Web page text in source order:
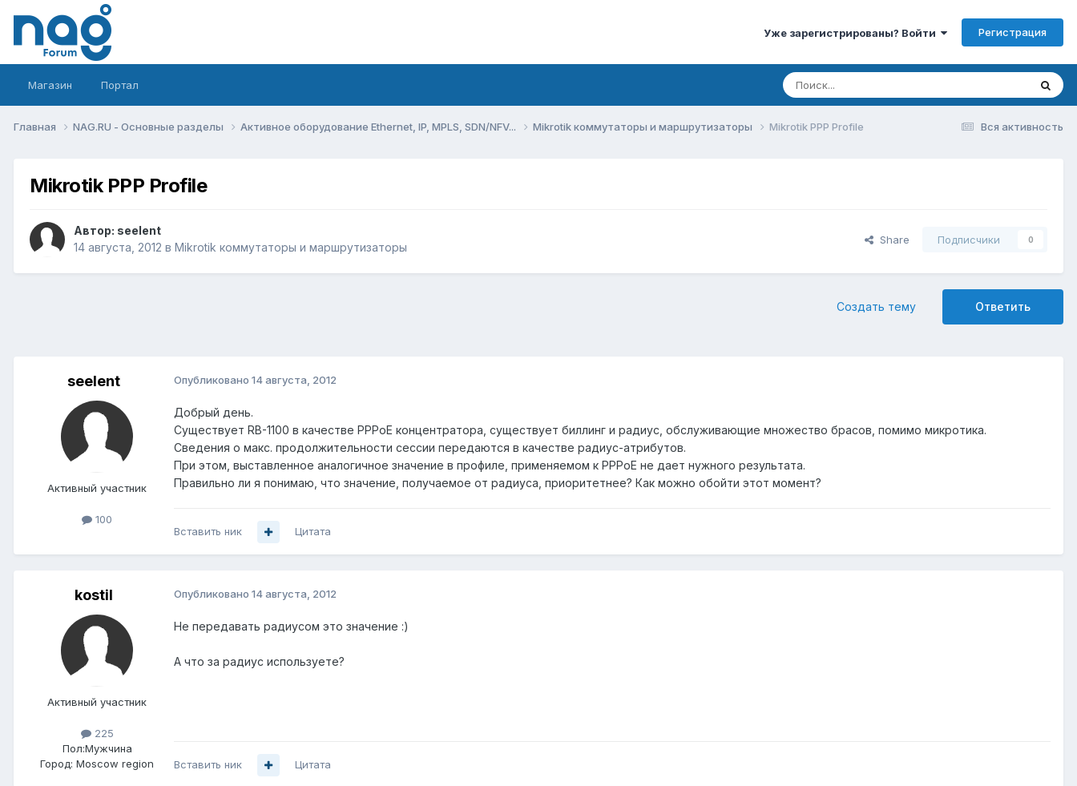
Уже зарегистрированы? Войти Регистрация
Магазин Портал
Вся активность
Главная NAG.RU - Основные разделы Активное оборудование Ethernet, IP, MPLS, SDN/NFV... Mikrotik коммутаторы и маршрутизаторы Mikrotik PPP Profile
Mikrotik PPP Profile
Автор: seelent
14 августа, 2012 в Mikrotik коммутаторы и маршрутизаторы
Share Подписчики 0
Ответить
Создать тему
seelent
Активный участник
100
Опубликовано 14 августа, 2012
Добрый день.
Существует RB-1100 в качестве PPPoE концентратора, существует биллинг и радиус, обслуживающие множество брасов, помимо микротика.
Сведения о макс. продолжительности сессии передаются в качестве радиус-атрибутов.
При этом, выставленное аналогичное значение в профиле, применяемом к PPPoE не дает нужного результата.
Правильно ли я понимаю, что значение, получаемое от радиуса, приоритетнее? Как можно обойти этот момент?
Вставить ник Цитата
kostil
Активный участник
225
Пол:Мужчина
Город: Moscow region
Опубликовано 14 августа, 2012
Не передавать радиусом это значение :)
А что за радиус используете?
Вставить ник Цитата